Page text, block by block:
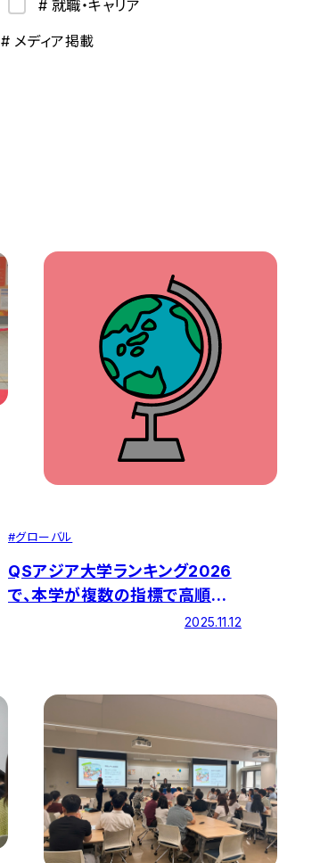
# 就職・キャリア
# メディア掲載
#グローバル
QSアジア大学ランキング2026
で、本学が複数の指標で高順位
2025.11.12